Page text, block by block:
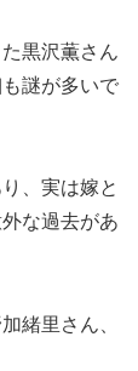
黒沢薫さん
謎が多いで
、実は嫁と
な過去があ
緒里さん、